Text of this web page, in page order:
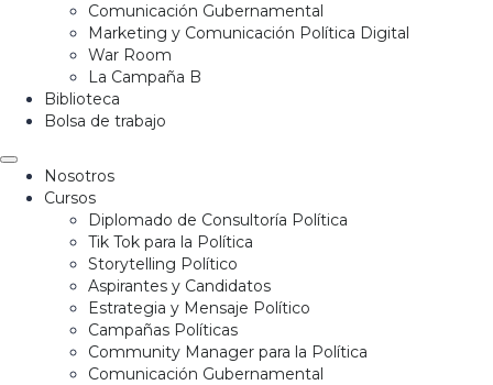
Comunicación Gubernamental
Marketing y Comunicación Política Digital
War Room
La Campaña B
Biblioteca
Bolsa de trabajo
Nosotros
Cursos
Diplomado de Consultoría Política
Tik Tok para la Política
Storytelling Político
Aspirantes y Candidatos
Estrategia y Mensaje Político
Campañas Políticas
Community Manager para la Política
Comunicación Gubernamental